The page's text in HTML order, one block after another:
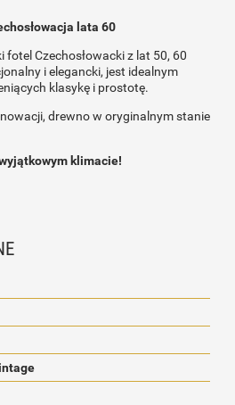
lata 60
fotel Czechosłowacki z lat 50, 60
i elegancki, jest idealnym
klasykę i prostotę.
drewno w oryginalnym stanie
klimacie!